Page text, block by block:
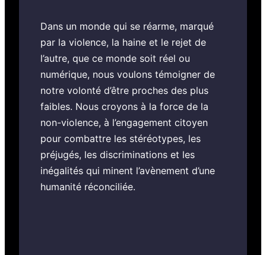
Dans un monde qui se réarme, marqué
par la violence, la haine et le rejet de
l’autre, que ce monde soit réel ou
numérique, nous voulons témoigner de
notre volonté d’être proches des plus
faibles. Nous croyons à la force de la
non-violence, à l’engagement citoyen
pour combattre les stéréotypes, les
préjugés, les discriminations et les
inégalités qui minent l’avènement d’une
humanité réconciliée.